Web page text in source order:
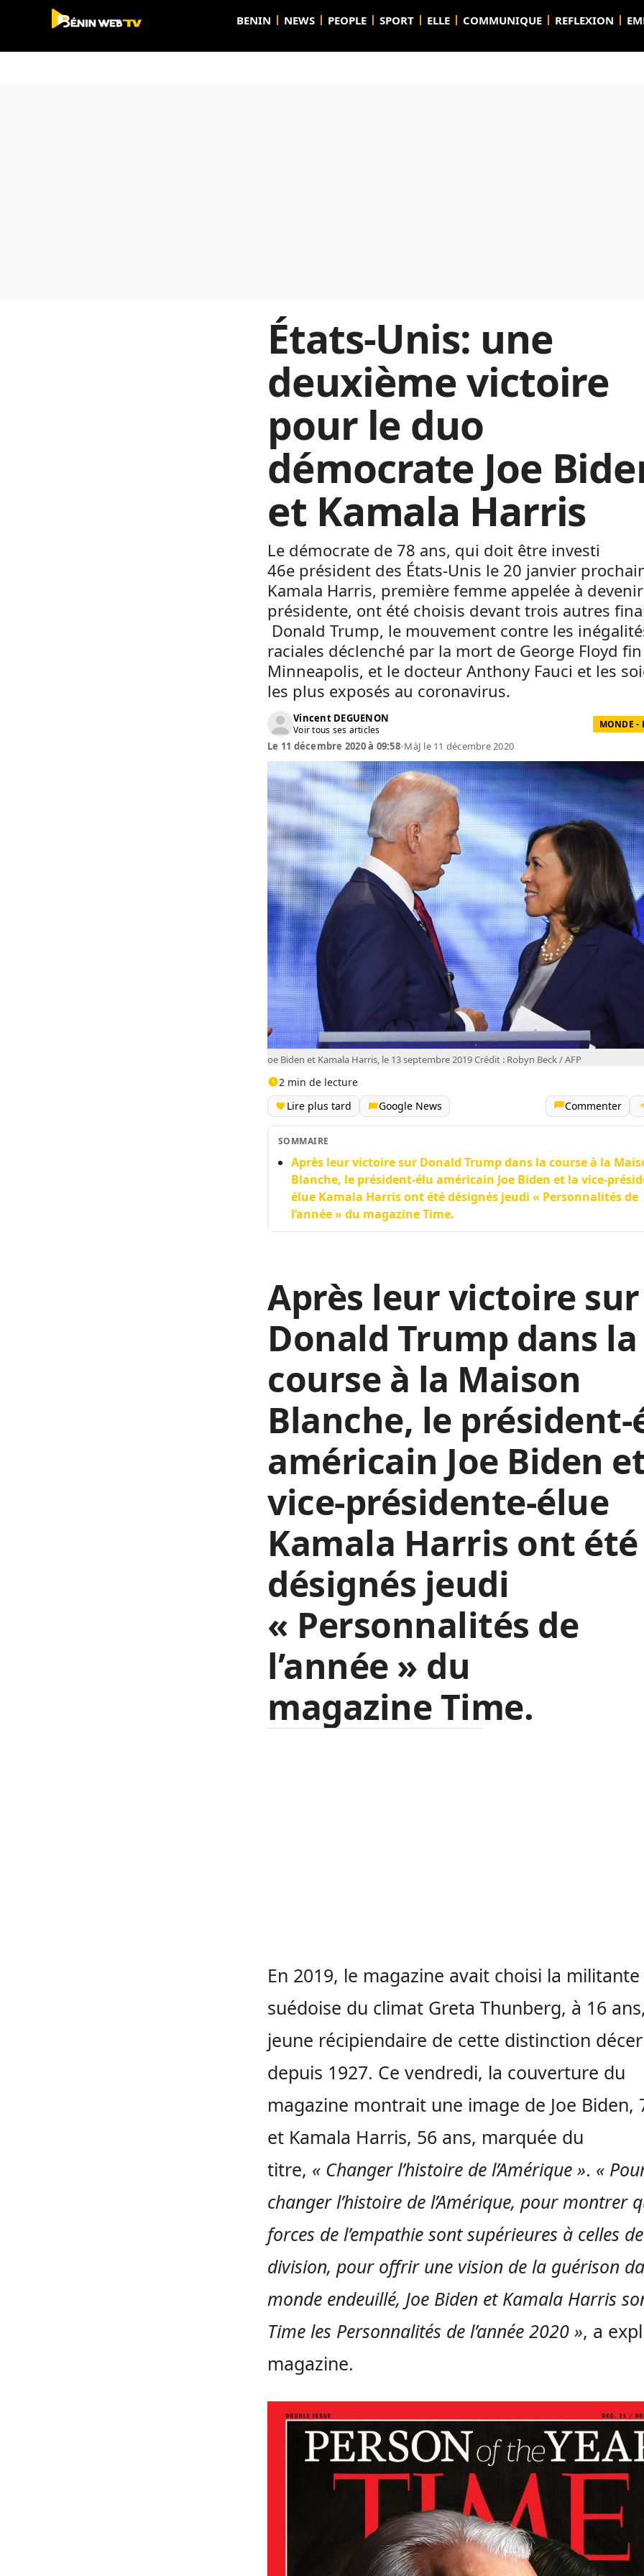
BENIN NEWS PEOPLE SPORT ELLE COMMUNIQUE REFLEXION
États-Unis: une
deuxième victoire
pour le duo
démocrate Joe
et Kamala Harris
Le démocrate de 78 ans, qui doit être investi
46e président des États-Unis le 20 janvier
Kamala Harris, première femme appelée à
présidente, ont été choisis devant trois autres
Donald Trump, le mouvement contre les
raciales déclenché par la mort de George Floyd
Minneapolis, et le docteur Anthony Fauci et les
les plus exposés au coronavirus.
Vincent DEGUENON
Voir tous ses articles MONDE -
Le 11 décembre 2020 à 09:58•MàJ le 11 décembre 2020
oe Biden et Kamala Harris, le 13 septembre 2019 Crédit : Robyn Beck / AFP
2 min de lecture
Lire plus tard
Google News Commenter
SOMMAIRE
Après leur victoire sur Donald Trump dans la course à la
Blanche, le président-élu américain Joe Biden et la vice-
élue Kamala Harris ont été désignés jeudi « Personnalités de
l’année » du magazine Time.
Après leur victoire sur
Donald Trump dans la
course à la Maison
Blanche, le président-
américain Joe Biden
vice-présidente-élue
Kamala Harris ont été
désignés jeudi
« Personnalités de
l’année » du
magazine Time.
En 2019, le magazine avait choisi la militante
suédoise du climat Greta Thunberg, à 16
jeune récipiendaire de cette distinction
depuis 1927. Ce vendredi, la couverture du
magazine montrait une image de Joe Biden,
et Kamala Harris, 56 ans, marquée du
titre, « Changer l’histoire de l’Amérique ». «
changer l’histoire de l’Amérique, pour montrer
forces de l’empathie sont supérieures à celles
division, pour offrir une vision de la guérison
monde endeuillé, Joe Biden et Kamala Harris
Time les Personnalités de l’année 2020 », a
magazine.